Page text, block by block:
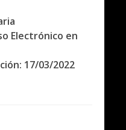
Electrónico en
17/03/2022